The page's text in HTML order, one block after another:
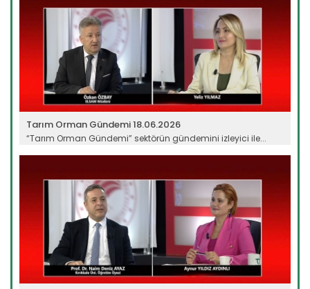
Tarım Orman Gündemi 18.06.2026
“Tarım Orman Gündemi” sektörün gündemini izleyici ile...
Devamını Oku ->